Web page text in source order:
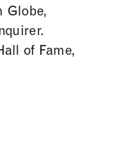
Globe,
of Fame,